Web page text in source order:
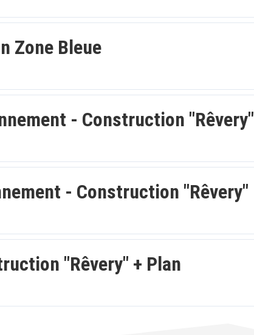
Zone Bleue
- Construction "Rêvery"
- Construction "Rêvery"
"Rêvery" + Plan